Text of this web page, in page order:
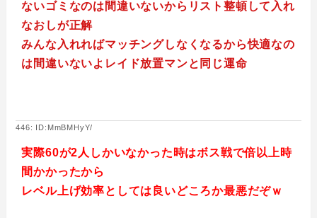
ないゴミなのは間違いないからリスト整頓して入れ
なおしが正解
みんな入れればマッチングしなくなるから快適なの
は間違いないよレイド放置マンと同じ運命
446: ID:MmBMHyY/
実際60が2人しかいなかった時はボス戦で倍以上時
間かかったから
レベル上げ効率としては良いどころか最悪だぞｗ